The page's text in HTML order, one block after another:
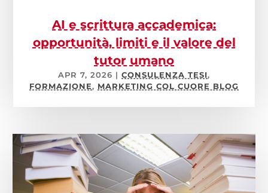
AI e scrittura accademica:
opportunità, limiti e il valore del
tutor umano
APR 7, 2026 | CONSULENZA TESI,
FORMAZIONE, MARKETING COL CUORE BLOG